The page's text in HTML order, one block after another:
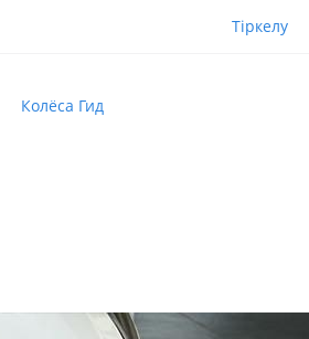
Тіркелу
Колёса Гид